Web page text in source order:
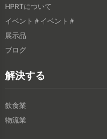
HPRTについて
イベント＃イベント＃
展示品
ブログ
解決する
飲食業
物流業